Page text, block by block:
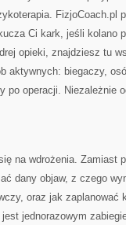
FizjoCoach.pl
Ci kark, jeśli kolano
opieki, znajdziesz tu
aktywnych: biegaczy,
po operacji. Niezależnie
na wdrożenia. Zamiast
dany objaw, z czego
oraz jak zaplanować
jednorazowym